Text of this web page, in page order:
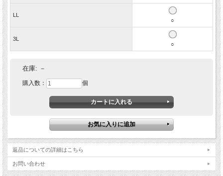
登場。アメリカ空軍の寒冷地仕様であるフライトジャケ
ットN3Bをなんと高級素材の本物レザー＆天然ダウンに
て完成させた逸品。防寒性に優れ機能性も満載のミリタ
リー レザージャケット Type N3B本革・ゴートレザーの
柔らかさと耐久性を活かしたハルフレザーのN3Bレザー
ジャケットは着ていく程に深みが増していく優れ物。
LL
○
3L
○
在庫: －
購入数： 個
返品についての詳細はこちら
お問い合わせ